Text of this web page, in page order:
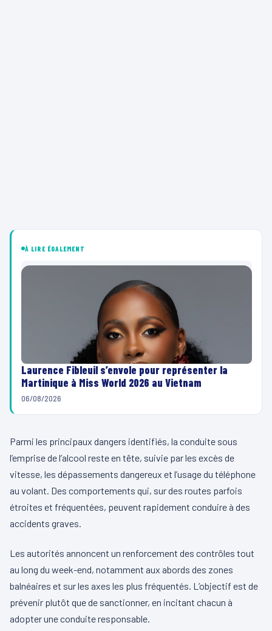
À LIRE ÉGALEMENT
Laurence Fibleuil s’envole pour représenter la
Martinique à Miss World 2026 au Vietnam
06/08/2026
Parmi les principaux dangers identifiés, la conduite sous
l’emprise de l’alcool reste en tête, suivie par les excès de
vitesse, les dépassements dangereux et l’usage du téléphone
au volant. Des comportements qui, sur des routes parfois
étroites et fréquentées, peuvent rapidement conduire à des
accidents graves.
Les autorités annoncent un renforcement des contrôles tout
au long du week-end, notamment aux abords des zones
balnéaires et sur les axes les plus fréquentés. L’objectif est de
prévenir plutôt que de sanctionner, en incitant chacun à
adopter une conduite responsable.